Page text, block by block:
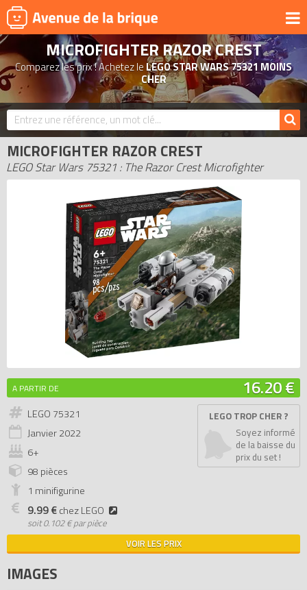
UNIVERS
PRODUITS DÉRIVÉS
NOUVEAUTÉS
LEGO 2026
BONS PLANS
ACTUALITÉS
ASSOCIATIONS DE FANS
EXPOSITIONS LEGO
LEGO LES PLUS CHERS
DERNIERS LEGO AJOUTÉS
MICROFIGHTER RAZOR CREST
Comparez les prix ! Achetez le LEGO STAR WARS 75321 MOINS
CHER
MICROFIGHTER RAZOR CREST
LEGO Star Wars 75321 : The Razor Crest Microfighter
A PARTIR DE 16.20 €
LEGO 75321
Janvier2022
6+
98 pièces
1 minifigurine
9.99 €chez LEGO
soit0.102 € par pièce
LEGO TROP CHER ?
Soyez informé
de la baisse du
prix du set !
VOIR LES PRIX
IMAGES